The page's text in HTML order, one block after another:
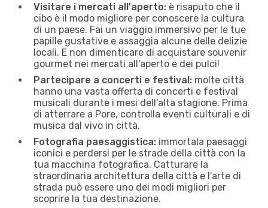
Visitare i mercati all'aperto: è risaputo che il
cibo è il modo migliore per conoscere la cultura
di un paese. Fai un viaggio immersivo per le tue
papille gustative e assaggia alcune delle delizie
locali. E non dimenticare di acquistare souvenir
gourmet nei mercati all'aperto e dei pulci!
Partecipare a concerti e festival: molte città
hanno una vasta offerta di concerti e festival
musicali durante i mesi dell'alta stagione. Prima
di atterrare a Pore, controlla eventi culturali e di
musica dal vivo in città.
Fotografia paesaggistica: immortala paesaggi
iconici e perdersi per le strade della città con la
tua macchina fotografica. Catturare la
straordinaria architettura della città e l'arte di
strada può essere uno dei modi migliori per
scoprire la tua destinazione.